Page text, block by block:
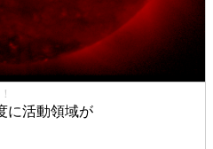
に活動領域が